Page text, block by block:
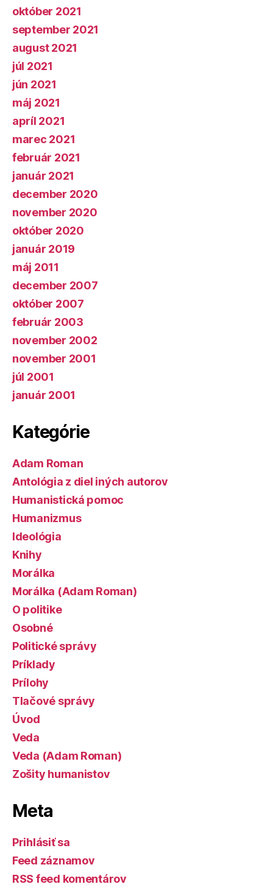
október 2021
september 2021
august 2021
júl 2021
jún 2021
máj 2021
apríl 2021
marec 2021
február 2021
január 2021
december 2020
november 2020
október 2020
január 2019
máj 2011
december 2007
október 2007
február 2003
november 2002
november 2001
júl 2001
január 2001
Kategórie
Adam Roman
Antológia z diel iných autorov
Humanistická pomoc
Humanizmus
Ideológia
Knihy
Morálka
Morálka (Adam Roman)
O politike
Osobné
Politické správy
Príklady
Prílohy
Tlačové správy
Úvod
Veda
Veda (Adam Roman)
Zošity humanistov
Meta
Prihlásiť sa
Feed záznamov
RSS feed komentárov